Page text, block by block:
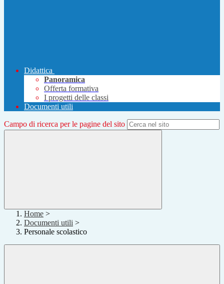
Didattica
Panoramica
Offerta formativa
I progetti delle classi
Documenti utili
Campo di ricerca per le pagine del sito
Home >
Documenti utili >
Personale scolastico